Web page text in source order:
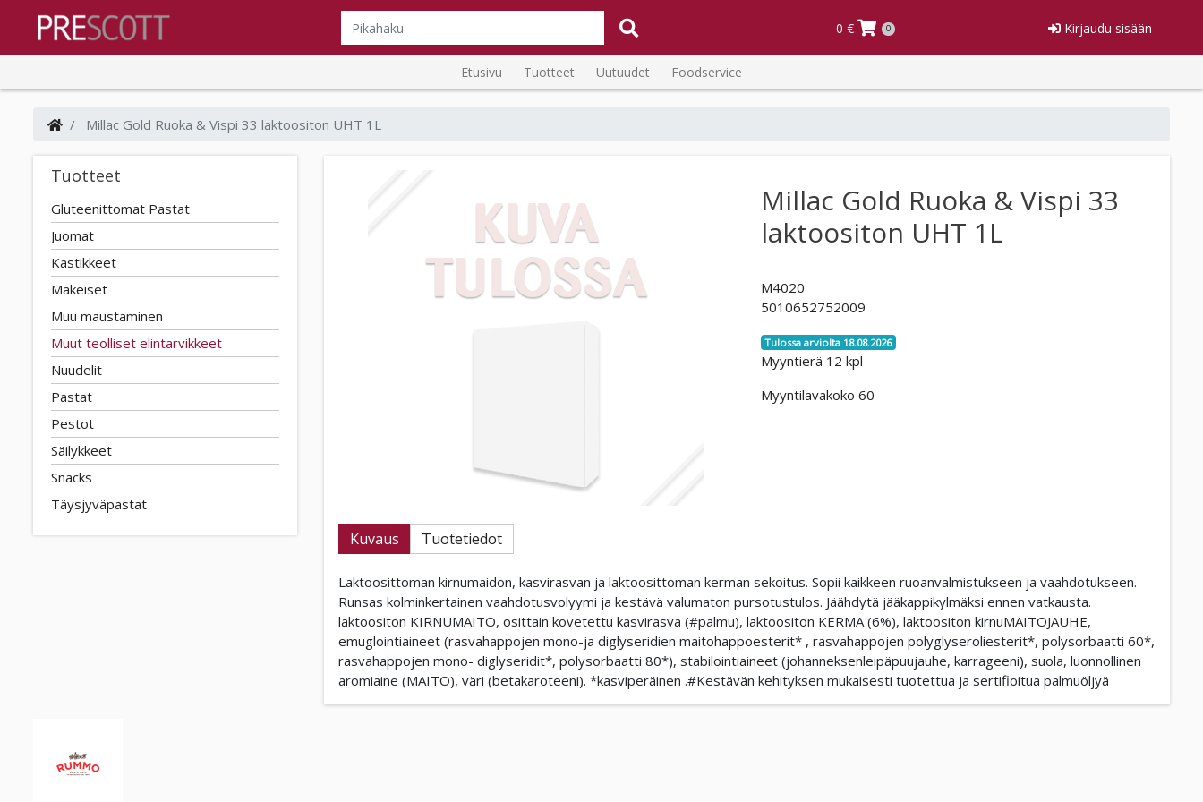
0 € 0 Kirjaudu sisään
Etusivu Tuotteet Uutuudet Foodservice
Millac Gold Ruoka & Vispi 33 laktoositon UHT 1L
Tuotteet
Gluteenittomat Pastat
Juomat
Kastikkeet
Makeiset
Muu maustaminen
Muut teolliset elintarvikkeet
Nuudelit
Pastat
Pestot
Säilykkeet
Snacks
Täysjyväpastat
Millac Gold Ruoka & Vispi 33
laktoositon UHT 1L
M4020
5010652752009
Tulossa arviolta 18.08.2026
Myyntierä 12 kpl
Myyntilavakoko 60
Kuvaus Tuotetiedot
Laktoosittoman kirnumaidon, kasvirasvan ja laktoosittoman kerman sekoitus. Sopii kaikkeen ruoanvalmistukseen ja vaahdotukseen.
Runsas kolminkertainen vaahdotusvolyymi ja kestävä valumaton pursotustulos. Jäähdytä jääkappikylmäksi ennen vatkausta.
laktoositon KIRNUMAITO, osittain kovetettu kasvirasva (#palmu), laktoositon KERMA (6%), laktoositon kirnuMAITOJAUHE,
emuglointiaineet (rasvahappojen mono-ja diglyseridien maitohappoesterit* , rasvahappojen polyglyseroliesterit*, polysorbaatti 60*,
rasvahappojen mono- diglyseridit*, polysorbaatti 80*), stabilointiaineet (johanneksenleipäpuujauhe, karrageeni), suola, luonnollinen
aromiaine (MAITO), väri (betakaroteeni). *kasviperäinen .#Kestävän kehityksen mukaisesti tuotettua ja sertifioitua palmuöljyä